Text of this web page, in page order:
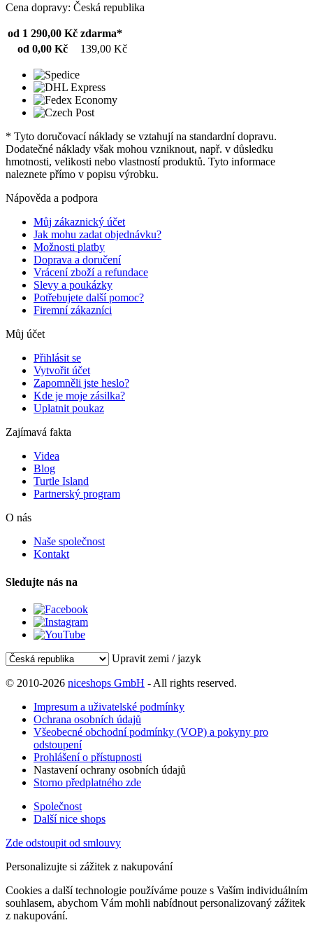
Cena dopravy: Česká republika
od 1 290,00 Kč zdarma*
od 0,00 Kč
139,00 Kč
* Tyto doručovací náklady se vztahují na standardní dopravu.
Dodatečné náklady však mohou vzniknout, např. v důsledku
hmotnosti, velikosti nebo vlastností produktů. Tyto informace
naleznete přímo v popisu výrobku.
Nápověda a podpora
Můj zákaznický účet
Jak mohu zadat objednávku?
Možnosti platby
Doprava a doručení
Vrácení zboží a refundace
Slevy a poukázky
Potřebujete další pomoc?
Firemní zákazníci
Můj účet
Přihlásit se
Vytvořit účet
Zapomněli jste heslo?
Kde je moje zásilka?
Uplatnit poukaz
Zajímavá fakta
Videa
Blog
Turtle Island
Partnerský program
O nás
Naše společnost
Kontakt
Sledujte nás na
Upravit zemi / jazyk
© 2010-2026 niceshops GmbH - All rights reserved.
Impresum a uživatelské podmínky
Ochrana osobních údajů
Všeobecné obchodní podmínky (VOP) a pokyny pro
odstoupení
Prohlášení o přístupnosti
Nastavení ochrany osobních údajů
Storno předplatného zde
Společnost
Další nice shops
Zde odstoupit od smlouvy
Personalizujte si zážitek z nakupování
Cookies a další technologie používáme pouze s Vaším individuálním
souhlasem, abychom Vám mohli nabídnout personalizovaný zážitek
z nakupování.